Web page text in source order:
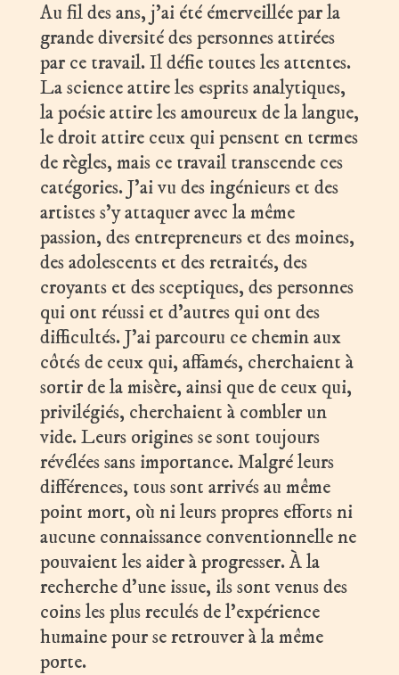
Au fil des ans, j’ai été émerveillée par la
grande diversité des personnes attirées
par ce travail. Il défie toutes les attentes.
La science attire les esprits analytiques,
la poésie attire les amoureux de la langue,
le droit attire ceux qui pensent en termes
de règles, mais ce travail transcende ces
catégories. J’ai vu des ingénieurs et des
artistes s’y attaquer avec la même
passion, des entrepreneurs et des moines,
des adolescents et des retraités, des
croyants et des sceptiques, des personnes
qui ont réussi et d’autres qui ont des
difficultés. J’ai parcouru ce chemin aux
côtés de ceux qui, affamés, cherchaient à
sortir de la misère, ainsi que de ceux qui,
privilégiés, cherchaient à combler un
vide. Leurs origines se sont toujours
révélées sans importance. Malgré leurs
différences, tous sont arrivés au même
point mort, où ni leurs propres efforts ni
aucune connaissance conventionnelle ne
pouvaient les aider à progresser. À la
recherche d’une issue, ils sont venus des
coins les plus reculés de l’expérience
humaine pour se retrouver à la même
porte.